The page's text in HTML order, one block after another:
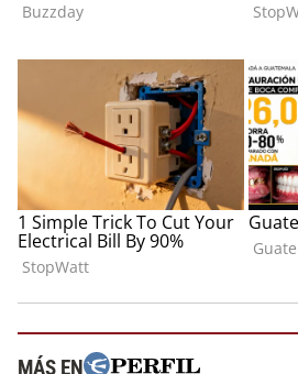
MÁS EN